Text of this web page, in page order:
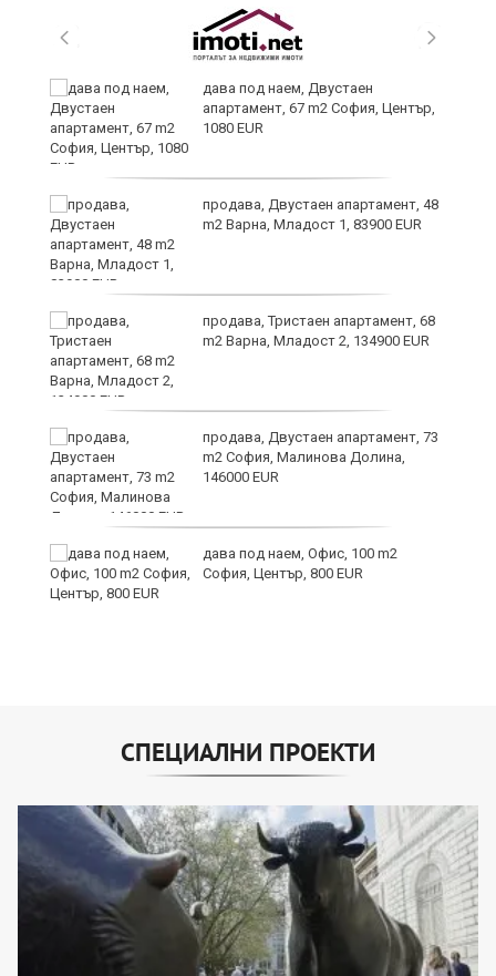
дава под наем, Двустаен
апартамент, 67 m2 София, Център,
1080 EUR
продава, Двустаен апартамент, 48
m2 Варна, Младост 1, 83900 EUR
продава, Тристаен апартамент, 68
m2 Варна, Младост 2, 134900 EUR
продава, Двустаен апартамент, 73
m2 София, Малинова Долина,
146000 EUR
дава под наем, Офис, 100 m2
София, Център, 800 EUR
СПЕЦИАЛНИ ПРОЕКТИ